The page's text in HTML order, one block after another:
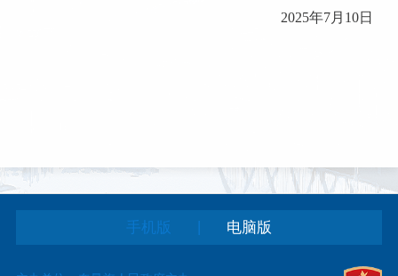
2025年7月10日
手机版 电脑版